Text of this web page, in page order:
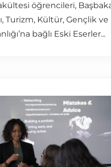
öğrencileri,
Turizm, Kültür, Gençlik ve
bağlı Eski Eserler...